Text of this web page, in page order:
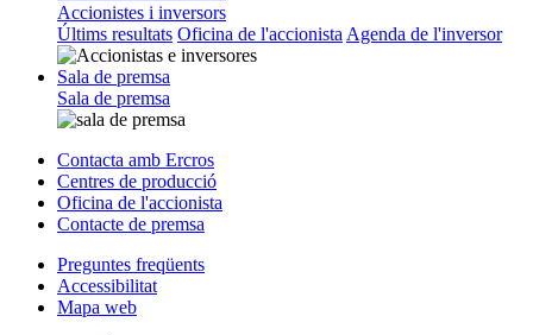
Accionistes i inversors
Últims resultats Oficina de l'accionista Agenda de l'inversor
Sala de premsa
Sala de premsa
Contacta amb Ercros
Centres de producció
Oficina de l'accionista
Contacte de premsa
Preguntes freqüents
Accessibilitat
Mapa web